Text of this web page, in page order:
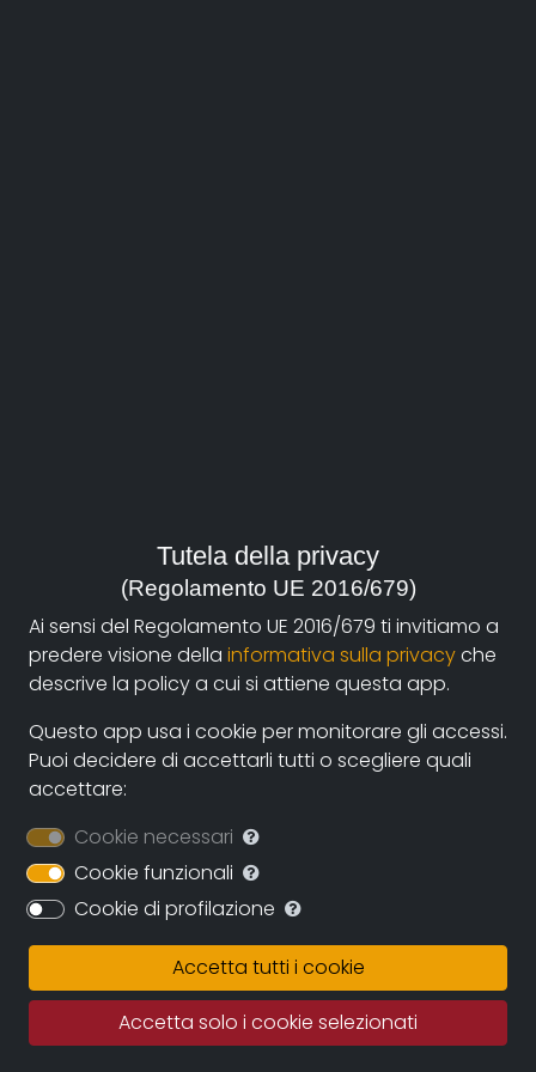
Genre:
Society
Contacts:
margherita_ferri@yahoo.it (autore)
Synopsis
Finals exams weeks. UCLA students are busy studying.
Three of them decide to take a 20mg. pill of Adderall
to stay up all night. Here starts a journey to discover
why Attention Deficit Disorders are overwhelmingly
diagnosed and medical amphetamines are more
and more spreading both among kids and grown
ups.
Tutela della privacy
(Regolamento UE 2016/679)
Ai sensi del Regolamento UE 2016/679 ti invitiamo a
predere visione della informativa sulla privacyche
descrive la policy a cui si attiene questa app.
Questo app usa i cookie per monitorare gli accessi.
Puoi decidere di accettarli tutti o scegliere quali
accettare:
Cookie necessari
Cookie funzionali
Cookie di profilazione
Accetta tutti i cookie
Accetta solo i cookie selezionati